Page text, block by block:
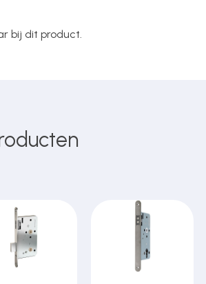
bij dit product.